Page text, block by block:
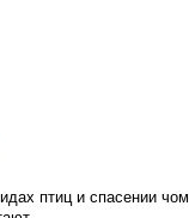
птиц и спасении